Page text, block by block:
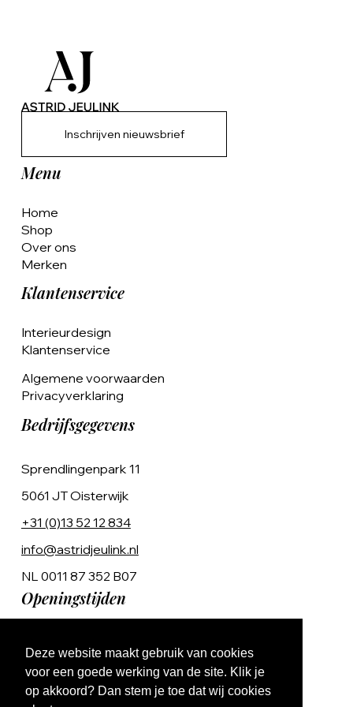
Deze website maakt gebruik van cookies
voor een goede werking van de site. Klik je
op akkoord? Dan stem je toe dat wij cookies
Inschrijven nieuwsbrief
Menu
Home
Shop
Over ons
Merken
Klantenservice
Interieurdesign
Klantenservice
Algemene voorwaarden
Privacyverklaring
Bedrijfsgegevens
Sprendlingenpark 11
5061 JT Oisterwijk
+31 (0)13 52 12 834
info@astridjeulink.nl
NL 0011 87 352 B07
Openingstijden
Ma t/m Vr 9:00 - 17:00